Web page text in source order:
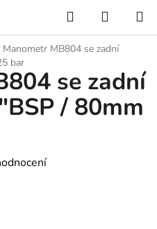
Hledat
KOŠÍK
Manometr MB804 se zadní
bar
se zadní
/ 80mm